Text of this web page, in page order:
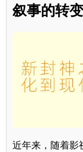
叙事的转变
近年来，随着影